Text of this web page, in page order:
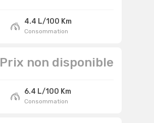
4.4 L/100 Km
Consommation
Prix non disponible
6.4 L/100 Km
Consommation